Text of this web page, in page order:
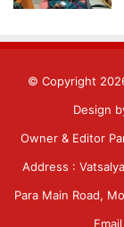
© Copyright
Design
Owner & Editor
Address :
Para Main Road,